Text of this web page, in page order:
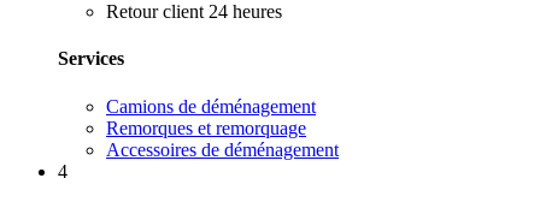
Retour client 24 heures
Services
Camions de déménagement
Remorques et remorquage
Accessoires de déménagement
4